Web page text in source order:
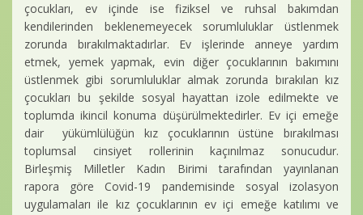
çocukları, ev içinde ise fiziksel ve ruhsal bakımdan
kendilerinden beklenemeyecek sorumluluklar üstlenmek
zorunda bırakılmaktadırlar. Ev işlerinde anneye yardım
etmek, yemek yapmak, evin diğer çocuklarının bakımını
üstlenmek gibi sorumluluklar almak zorunda bırakılan kız
çocukları bu şekilde sosyal hayattan izole edilmekte ve
toplumda ikincil konuma düşürülmektedirler. Ev içi emeğe
dair yükümlülüğün kız çocuklarının üstüne bırakılması
toplumsal cinsiyet rollerinin kaçınılmaz sonucudur.
Birleşmiş Milletler Kadın Birimi tarafından yayınlanan
rapora göre Covid-19 pandemisinde sosyal izolasyon
uygulamaları ile kız çocuklarının ev içi emeğe katılımı ve